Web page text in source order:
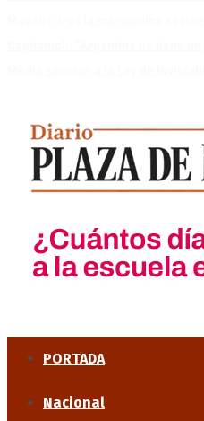
PORTADA
Nacional